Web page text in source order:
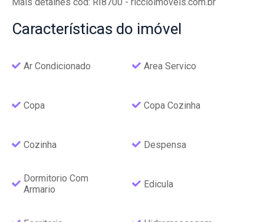
Características do imóvel
Ar Condicionado Area Servico
Copa Copa Cozinha
Cozinha Despensa
Dormitorio Com
Armario
Edicula